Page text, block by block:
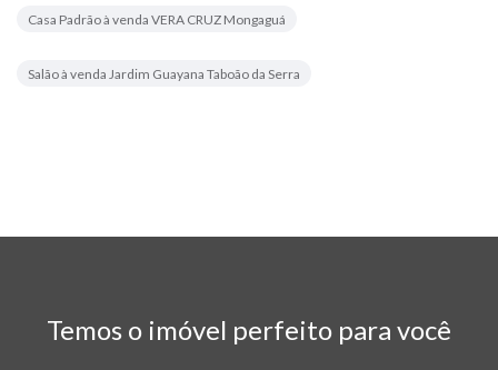
Casa Padrão à venda VERA CRUZ Mongaguá
Salão à venda Jardim Guayana Taboão da Serra
Temos o imóvel perfeito para você